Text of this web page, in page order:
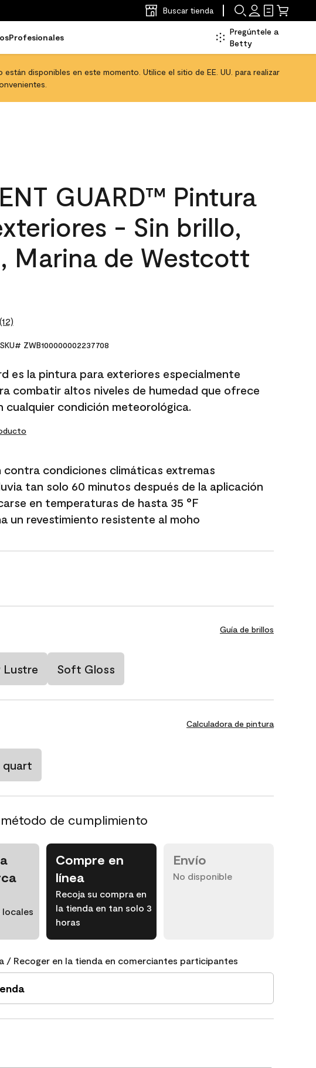
Buscar tienda
Profesionales
Pregúntele a
Betty
disponibles en este momento. Utilice el sitio de EE. UU. para realizar
GUARD™ Pintura
- Sin brillo,
Marina de Westcott
Reviews.
(12)
SKU# ZWB100000002237708
es la pintura para exteriores especialmente
combatir altos niveles de humedad que ofrece
cualquier condición meteorológica.
contra condiciones climáticas extremas
tan solo 60 minutos después de la aplicación
en temperaturas de hasta 35 °F
un revestimiento resistente al moho
Guía de brillos
Lustre Soft Gloss
Calculadora de pintura
quart
de cumplimiento
Compre en
línea
Recoja su compra en
la tienda en tan solo 3
horas
Envío
No disponible
/ Recoger en la tienda en comerciantes participantes